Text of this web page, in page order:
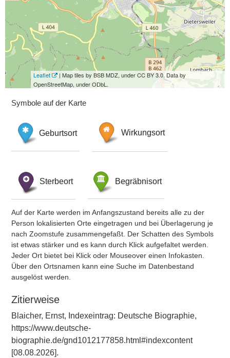
Leaflet
| Map tiles by BSB MDZ, under CC BY 3.0. Data by
OpenStreetMap, under ODbL.
Symbole auf der Karte
Geburtsort Wirkungsort
Sterbeort Begräbnisort
Auf der Karte werden im Anfangszustand bereits alle zu der
Person lokalisierten Orte eingetragen und bei Überlagerung je
nach Zoomstufe zusammengefaßt. Der Schatten des Symbols
ist etwas stärker und es kann durch Klick aufgefaltet werden.
Jeder Ort bietet bei Klick oder Mouseover einen Infokasten.
Über den Ortsnamen kann eine Suche im Datenbestand
ausgelöst werden.
Zitierweise
Blaicher, Ernst, Indexeintrag: Deutsche Biographie,
https://www.deutsche-
biographie.de/gnd1012177858.html#indexcontent
[08.08.2026].